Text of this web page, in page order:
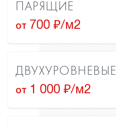
ПАРЯЩИЕ
от 700 ₽/м2
ДВУХУРОВНЕВЫЕ
от 1 000 ₽/м2